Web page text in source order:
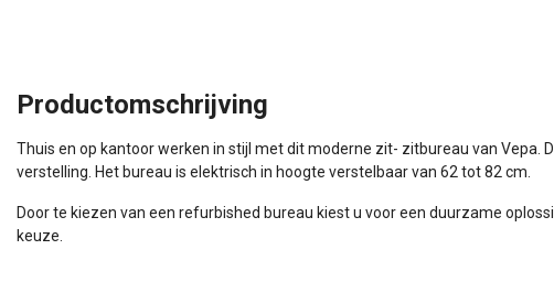
Productomschrijving
Thuis en op kantoor werken in stijl met dit moderne zit- zitbureau van
verstelling. Het bureau is elektrisch in hoogte verstelbaar van 62 tot 82 cm.
Door te kiezen van een refurbished bureau kiest u voor een duurzame
keuze.